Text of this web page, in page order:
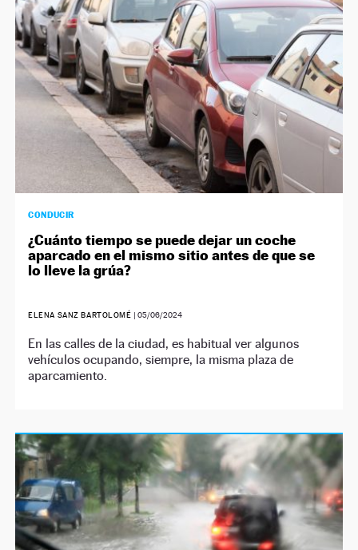
CONDUCIR
¿Cuánto tiempo se puede dejar un coche
aparcado en el mismo sitio antes de que se
lo lleve la grúa?
ELENA SANZ BARTOLOMÉ | 05/06/2024
En las calles de la ciudad, es habitual ver algunos
vehículos ocupando, siempre, la misma plaza de
aparcamiento.